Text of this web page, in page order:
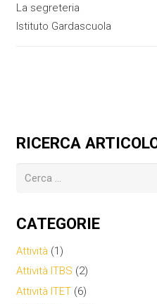
La segreteria
Istituto Gardascuola
RICERCA
Ricerca
CATEGORIE
Attività (1)
Attività ITBS (2)
Attività ITET(6)